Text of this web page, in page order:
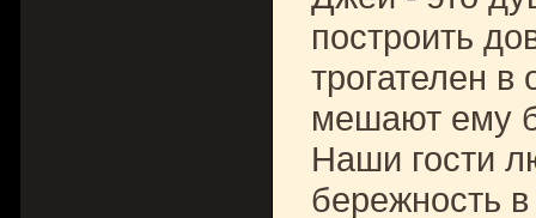
построить
трогателен
мешают ему
Наши гости
бережность